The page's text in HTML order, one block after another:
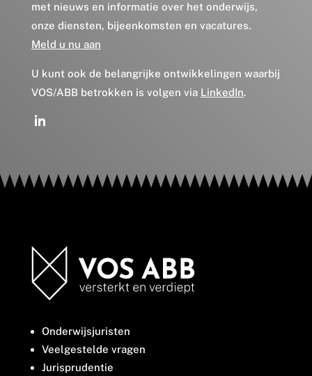
met nieuws en informatie over het onderwijs,
onze diensten, bijeenkomsten en vacatures.
Meld u nu aan
U kunt ook de belangrijke ontwikkelingen waarbij
VOS/ABB betrokken is volgen via LinkedIn.
Onderwijsjuristen
Veelgestelde vragen
Jurisprudentie